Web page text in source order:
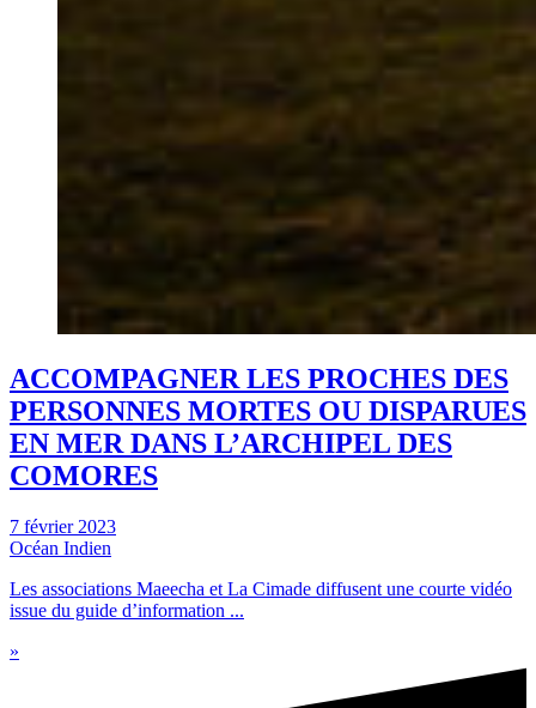
ACCOMPAGNER LES PROCHES DES
PERSONNES MORTES OU DISPARUES
EN MER DANS L’ARCHIPEL DES
COMORES
7 février 2023
Océan Indien
Les associations Maeecha et La Cimade diffusent une courte vidéo
issue du guide d’information ...
»